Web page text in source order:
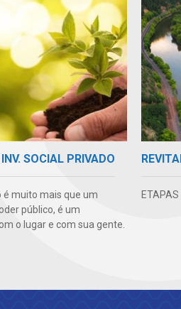
SOCIAL PRIVADO
é muito mais que um
público, é um
o lugar e com sua gente.